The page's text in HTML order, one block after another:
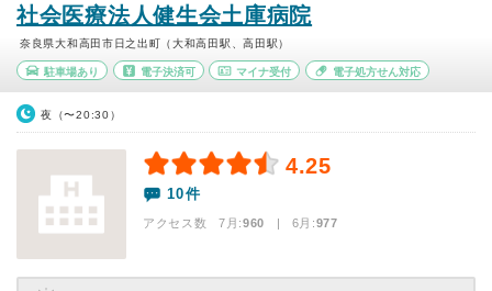
社会医療法人健生会土庫病院
奈良県大和高田市日之出町（大和高田駅、高田駅）
駐車場あり 電子決済可 マイナ受付 電子処方せん対応
夜（〜20:30）
4.25
10件
アクセス数 7月:960 | 6月:977